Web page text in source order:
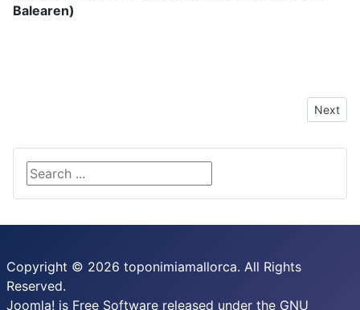
Balearen)
Next
Next
Search ...
Copyright © 2026 toponimiamallorca. All Rights
Reserved.
Joomla! is Free Software released under the GNU